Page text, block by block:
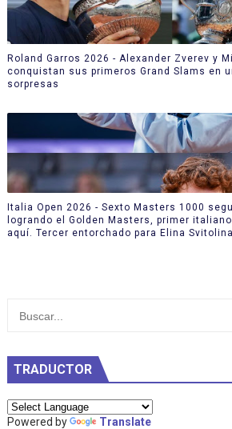
Roland Garros 2026 - Alexander Zverev y
conquistan sus primeros Grand Slams en
sorpresas
Italia Open 2026 - Sexto Masters 1000
logrando el Golden Masters, primer
aquí. Tercer entorchado para Elina Svitolina
TRADUCTOR
Powered by Translate